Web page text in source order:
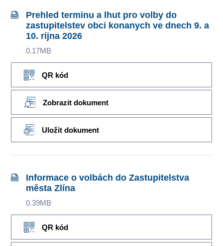
Prehled terminu a lhut pro volby do
zastupitelstev obci konanych ve dnech 9. a
10. rijna 2026
0.17MB
QR kód
Zobrazit dokument
Uložit dokument
Informace o volbách do Zastupitelstva
města Zlína
0.39MB
QR kód